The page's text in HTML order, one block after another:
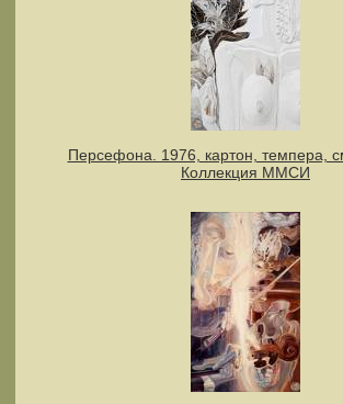
Персефона. 1976, картон, темпера,
Коллекция ММСИ